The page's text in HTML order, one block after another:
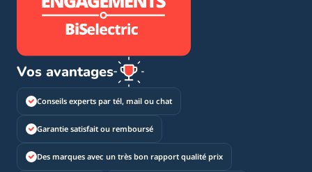
Vos avantages
Conseils experts par tél, mail ou chat
Garantie satisfait ou remboursé
Des marques avec un très bon rapport qualité prix